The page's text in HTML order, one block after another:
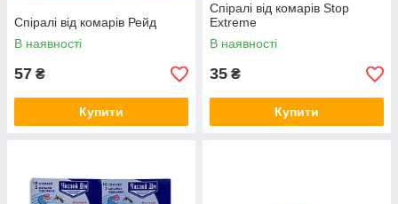
Спіралі від комарів Рейд
В наявності
57 ₴
Купити
Спіралі від комарів Stop
Extreme
В наявності
35 ₴
Купити